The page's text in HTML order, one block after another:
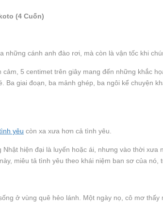
(4 Cuốn)
những cánh anh đào rơi, mà còn là vận tốc khi
cảm, 5 centimet trên giây mang đến những khắc
Ba giai đoạn, ba mảnh ghép, ba ngôi kể chuyện
yêu còn xa xưa hơn cả tình yêu.
Nhật hiện đại là luyến hoặc ái, nhưng vào thời
miêu tả tình yêu theo khái niệm ban sơ của
ở vùng quê hẻo lánh. Một ngày nọ, cô mơ